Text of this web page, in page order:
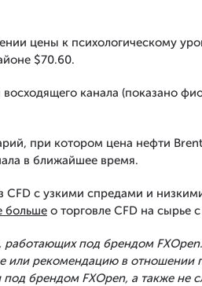
цены к психологическому
$70.60.
канала (показано
при котором цена нефти
в ближайшее время.
CFD с узкими спредами и
больше о торговле CFD на сырье
работающих под брендом
или рекомендацию в отношении
брендом FXOpen, а также не